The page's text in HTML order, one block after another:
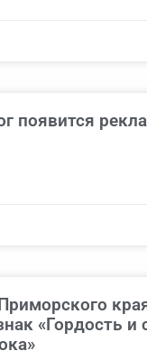
появится
«Гордость и